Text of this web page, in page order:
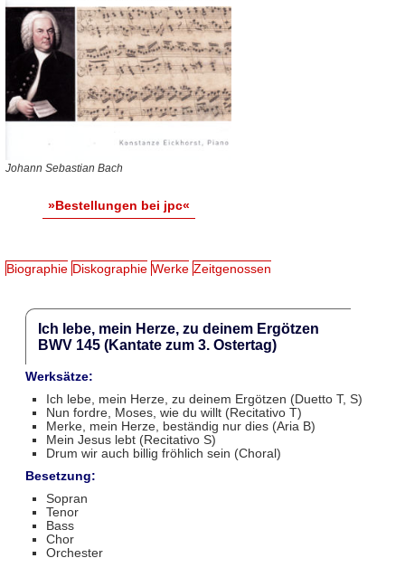
Johann Sebastian Bach
»Bestellungen bei jpc«
Biographie Diskographie Werke Zeitgenossen
Ich lebe, mein Herze, zu deinem Ergötzen
BWV 145 (Kantate zum 3. Ostertag)
Werksätze:
Ich lebe, mein Herze, zu deinem Ergötzen (Duetto T, S)
Nun fordre, Moses, wie du willt (Recitativo T)
Merke, mein Herze, beständig nur dies (Aria B)
Mein Jesus lebt (Recitativo S)
Drum wir auch billig fröhlich sein (Choral)
Besetzung:
Sopran
Tenor
Bass
Chor
Orchester